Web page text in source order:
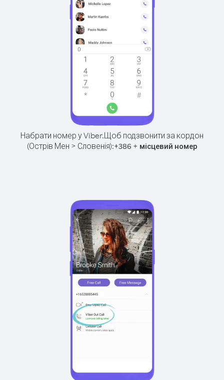
Набрати номер у Viber.Щоб подзвонити за кордон
(Острів Мен > Словенія):+386 + місцевий номер